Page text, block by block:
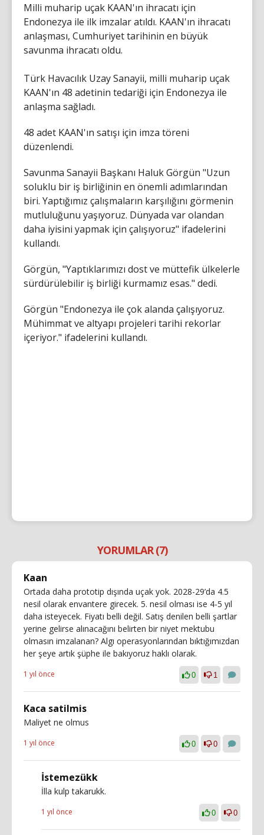
Milli muharip uçak KAAN'ın ihracatı için
Endonezya ile ilk imzalar atıldı. KAAN'ın ihracatı
anlaşması, Cumhuriyet tarihinin en büyük
savunma ihracatı oldu.
Türk Havacılık Uzay Sanayii, milli muharip uçak
KAAN'ın 48 adetinin tedariği için Endonezya ile
anlaşma sağladı.
48 adet KAAN'ın satışı için imza töreni
düzenlendi.
Savunma Sanayii Başkanı Haluk Görgün "Uzun
soluklu bir iş birliğinin en önemli adımlarından
biri. Yaptığımız çalışmaların karşılığını görmenin
mutluluğunu yaşıyoruz. Dünyada var olandan
daha iyisini yapmak için çalışıyoruz" ifadelerini
kullandı.
Görgün, "Yaptıklarımızı dost ve müttefik ülkelerle
sürdürülebilir iş birliği kurmamız esas." dedi.
Görgün "Endonezya ile çok alanda çalışıyoruz.
Mühimmat ve altyapı projeleri tarihi rekorlar
içeriyor." ifadelerini kullandı.
YORUMLAR (7)
Kaan
Ortada daha prototip dışında uçak yok. 2028-29’da 4.5
nesil olarak envantere girecek. 5. nesil olması ise 4-5 yıl
daha isteyecek. Fiyatı belli değil. Satış denilen belli şartlar
yerine gelirse alınacağını belirten bir niyet mektubu
olmasın imzalanan? Algı operasyonlarından bıktığımızdan
her şeye artık şüphe ile bakıyoruz haklı olarak.
1 yıl önce 0 1
Kaca satilmis
Maliyet ne olmus
1 yıl önce 0 0
İstemezükk
İlla kulp takarukk.
1 yıl önce 0 0